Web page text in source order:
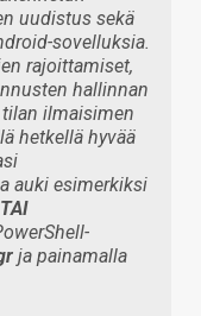
uudistus sekä
sovelluksia.
rajoittamiset,
hallinnan
ilmaisimen
hetkellä hyvää
auki esimerkiksi
TAI
ja painamalla